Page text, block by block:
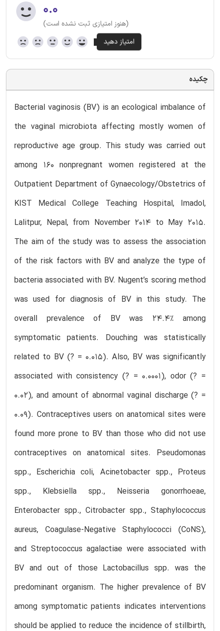
۰.۰
(هنوز امتیازی ثبت نشده است)
چکیده
Bacterial vaginosis (BV) is an ecological imbalance of
the vaginal microbiota affecting mostly women of
reproductive age group. This study was carried out
among 160 nonpregnant women registered at the
Outpatient Department of Gynaecology/Obstetrics of
KIST Medical College Teaching Hospital, Imadol,
Lalitpur, Nepal, from November 2014 to May 2015.
The aim of the study was to assess the association
of the risk factors with BV and analyze the type of
bacteria associated with BV. Nugent’s scoring method
was used for diagnosis of BV in this study. The
overall prevalence of BV was 24.4% among
symptomatic patients. Douching was statistically
related to BV (? = 0.015). Also, BV was significantly
associated with consistency (? = 0.0001), odor (? =
0.02), and amount of abnormal vaginal discharge (? =
0.09). Contraceptives users on anatomical sites were
found more prone to BV than those who did not use
contraceptives on anatomical sites. Pseudomonas
spp., Escherichia coli, Acinetobacter spp., Proteus
spp., Klebsiella spp., Neisseria gonorrhoeae,
Enterobacter spp., Citrobacter spp., Staphylococcus
aureus, Coagulase-Negative Staphylococci (CoNS),
and Streptococcus agalactiae were associated with
BV and out of those Lactobacillus spp. was the
predominant organism. The higher prevalence of BV
among symptomatic patients indicates interventions
should be applied to reduce the incidence of stillbirth,